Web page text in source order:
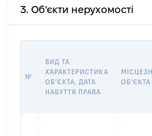
3. Об'єкти нерухомості
№
ВИД ТА
ХАРАКТЕРИСТИКА
ОБʼЄКТА, ДАТА
НАБУТТЯ ПРАВА
ОБʼЄКТА